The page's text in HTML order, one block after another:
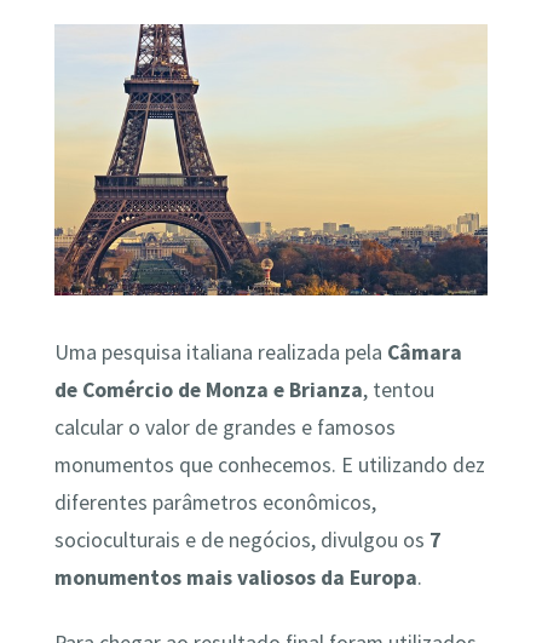
Uma pesquisa italiana realizada pela Câmara
de Comércio de Monza e Brianza, tentou
calcular o valor de grandes e famosos
monumentos que conhecemos. E utilizando dez
diferentes parâmetros econômicos,
socioculturais e de negócios, divulgou os 7
monumentos mais valiosos da Europa.